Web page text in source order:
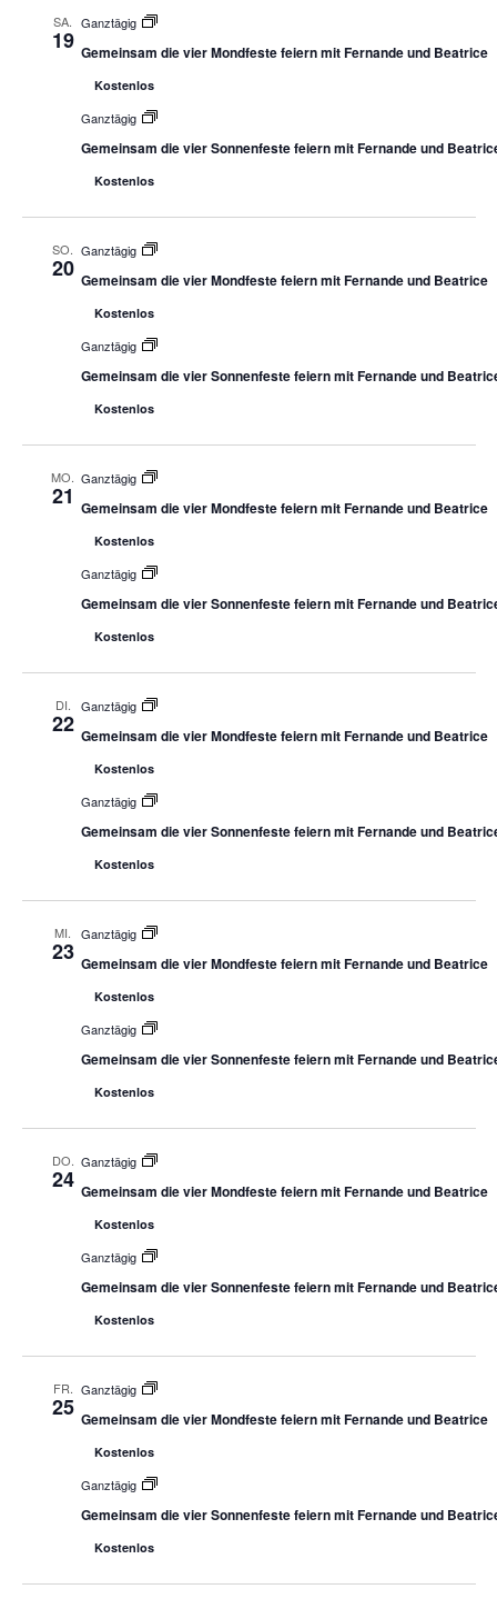
SA.
19
Ganztägig
Gemeinsam die vier Mondfeste feiern mit Fernande und Beatrice
Kostenlos
Ganztägig
Gemeinsam die vier Sonnenfeste feiern mit Fernande und
Kostenlos
SO.
20
Ganztägig
Gemeinsam die vier Mondfeste feiern mit Fernande und Beatrice
Kostenlos
Ganztägig
Gemeinsam die vier Sonnenfeste feiern mit Fernande und
Kostenlos
MO.
21
Ganztägig
Gemeinsam die vier Mondfeste feiern mit Fernande und Beatrice
Kostenlos
Ganztägig
Gemeinsam die vier Sonnenfeste feiern mit Fernande und
Kostenlos
DI.
22
Ganztägig
Gemeinsam die vier Mondfeste feiern mit Fernande und Beatrice
Kostenlos
Ganztägig
Gemeinsam die vier Sonnenfeste feiern mit Fernande und
Kostenlos
MI.
23
Ganztägig
Gemeinsam die vier Mondfeste feiern mit Fernande und Beatrice
Kostenlos
Ganztägig
Gemeinsam die vier Sonnenfeste feiern mit Fernande und
Kostenlos
DO.
24
Ganztägig
Gemeinsam die vier Mondfeste feiern mit Fernande und Beatrice
Kostenlos
Ganztägig
Gemeinsam die vier Sonnenfeste feiern mit Fernande und
Kostenlos
FR.
25
Ganztägig
Gemeinsam die vier Mondfeste feiern mit Fernande und Beatrice
Kostenlos
Ganztägig
Gemeinsam die vier Sonnenfeste feiern mit Fernande und
Kostenlos